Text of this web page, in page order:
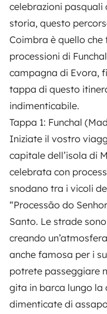
celebrazioni pasquali
storia, questo
Coimbra è quello
processioni di
campagna di Evora,
tappa di questo
indimenticabile.
Tappa 1: Funchal
Iniziate il vostro
capitale dell’isola di
celebrata con
snodano tra i vicoli
“Processão do
Santo. Le strade
creando
anche famosa per i
potrete passeggiare
gita in barca lungo la
dimenticate di